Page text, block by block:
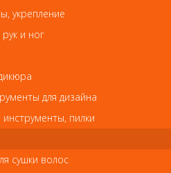
укрепление
и ног
для дизайна
пилки
сушки волос